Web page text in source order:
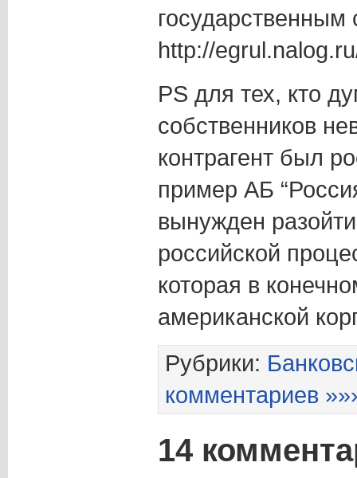
государственным
http://
PS для тех, кто
собственников
контрагент был
пример АБ
вынужден
российской
которая в
американской
Рубрики:
комментариев
14